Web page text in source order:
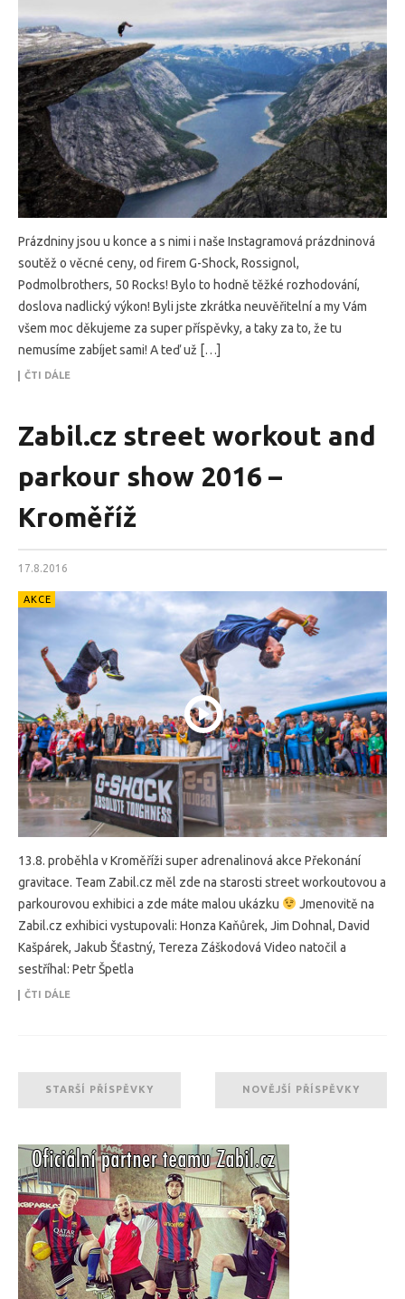
Prázdniny jsou u konce a s nimi i naše Instagramová prázdninová
soutěž o věcné ceny, od firem G-Shock, Rossignol,
Podmolbrothers, 50 Rocks! Bylo to hodně těžké rozhodování,
doslova nadlický výkon! Byli jste zkrátka neuvěřitelní a my Vám
všem moc děkujeme za super příspěvky, a taky za to, že tu
nemusíme zabíjet sami! A teď už […]
ČTI DÁLE
Zabil.cz street workout and
parkour show 2016 –
Kroměříž
17.8.2016
AKCE
13.8. proběhla v Kroměříži super adrenalinová akce Překonání
gravitace. Team Zabil.cz měl zde na starosti street workoutovou a
parkourovou exhibici a zde máte malou ukázku
Jmenovitě na
Zabil.cz exhibici vystupovali: Honza Kaňůrek, Jim Dohnal, David
Kašpárek, Jakub Šťastný, Tereza Záškodová Video natočil a
sestříhal: Petr Špetla
ČTI DÁLE
STARŠÍ PŘÍSPĚVKY NOVĚJŠÍ PŘÍSPĚVKY